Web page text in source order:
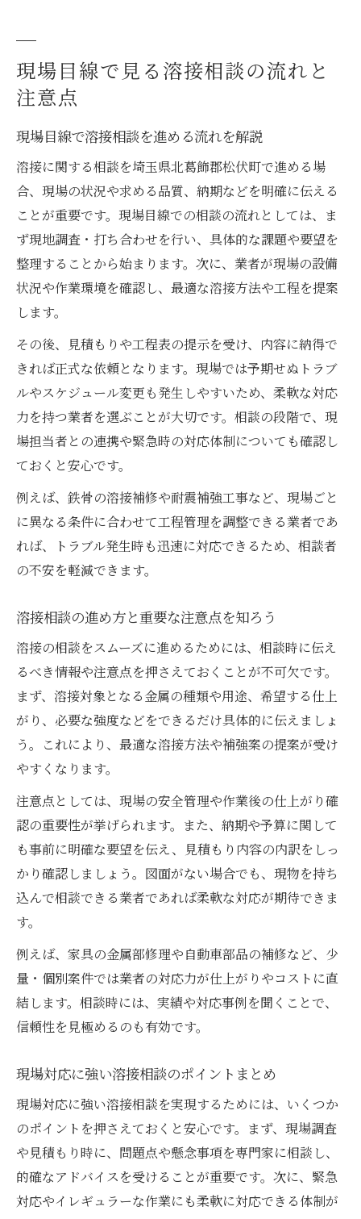
現場目線で見る溶接相談の流れと
注意点
現場目線で溶接相談を進める流れを解説
溶接に関する相談を埼玉県北葛飾郡松伏町で進める場
合、現場の状況や求める品質、納期などを明確に伝える
ことが重要です。現場目線での相談の流れとしては、ま
ず現地調査・打ち合わせを行い、具体的な課題や要望を
整理することから始まります。次に、業者が現場の設備
状況や作業環境を確認し、最適な溶接方法や工程を提案
します。
その後、見積もりや工程表の提示を受け、内容に納得で
きれば正式な依頼となります。現場では予期せぬトラブ
ルやスケジュール変更も発生しやすいため、柔軟な対応
力を持つ業者を選ぶことが大切です。相談の段階で、現
場担当者との連携や緊急時の対応体制についても確認し
ておくと安心です。
例えば、鉄骨の溶接補修や耐震補強工事など、現場ごと
に異なる条件に合わせて工程管理を調整できる業者であ
れば、トラブル発生時も迅速に対応できるため、相談者
の不安を軽減できます。
溶接相談の進め方と重要な注意点を知ろう
溶接の相談をスムーズに進めるためには、相談時に伝え
るべき情報や注意点を押さえておくことが不可欠です。
まず、溶接対象となる金属の種類や用途、希望する仕上
がり、必要な強度などをできるだけ具体的に伝えましょ
う。これにより、最適な溶接方法や補強案の提案が受け
やすくなります。
注意点としては、現場の安全管理や作業後の仕上がり確
認の重要性が挙げられます。また、納期や予算に関して
も事前に明確な要望を伝え、見積もり内容の内訳をしっ
かり確認しましょう。図面がない場合でも、現物を持ち
込んで相談できる業者であれば柔軟な対応が期待できま
す。
例えば、家具の金属部修理や自動車部品の補修など、少
量・個別案件では業者の対応力が仕上がりやコストに直
結します。相談時には、実績や対応事例を聞くことで、
信頼性を見極めるのも有効です。
現場対応に強い溶接相談のポイントまとめ
現場対応に強い溶接相談を実現するためには、いくつか
のポイントを押さえておくと安心です。まず、現場調査
や見積もり時に、問題点や懸念事項を専門家に相談し、
的確なアドバイスを受けることが重要です。次に、緊急
対応やイレギュラーな作業にも柔軟に対応できる体制が